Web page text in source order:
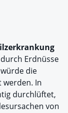
Erdnüsse
die
werden. In
durchlüftet,
von